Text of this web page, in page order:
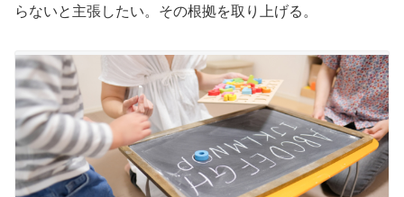
らないと主張したい。その根拠を取り上げる。